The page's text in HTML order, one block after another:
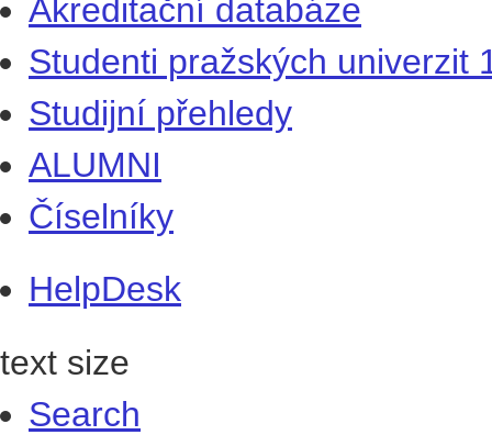
Akreditační databáze
Studenti pražských univerzit
Studijní přehledy
ALUMNI
Číselníky
HelpDesk
text size
Search